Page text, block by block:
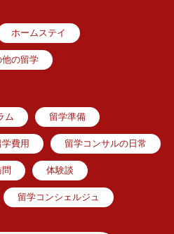
ホームステイ
他の留学
ム 留学準備
学費用 留学コンサルの日常
問 体験談
留学コンシェルジュ